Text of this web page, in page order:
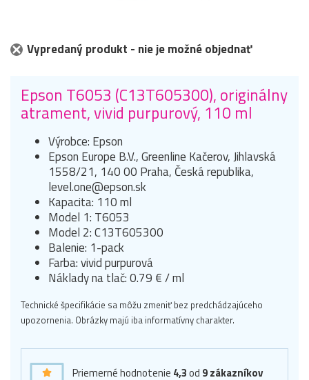
Vypredaný produkt - nie je možné objednať
Epson T6053 (C13T605300), originálny
atrament, vivid purpurový, 110 ml
Výrobce: Epson
Epson Europe B.V., Greenline Kačerov, Jihlavská
1558/21, 140 00 Praha, Česká republika,
level.one@epson.sk
Kapacita: 110 ml
Model 1: T6053
Model 2: C13T605300
Balenie: 1-pack
Farba: vivid purpurová
Náklady na tlač: 0.79 € / ml
Technické špecifikácie sa môžu zmeniť bez predchádzajúceho
upozornenia. Obrázky majú iba informatívny charakter.
Priemerné hodnotenie 4,3od 9zákazníkov